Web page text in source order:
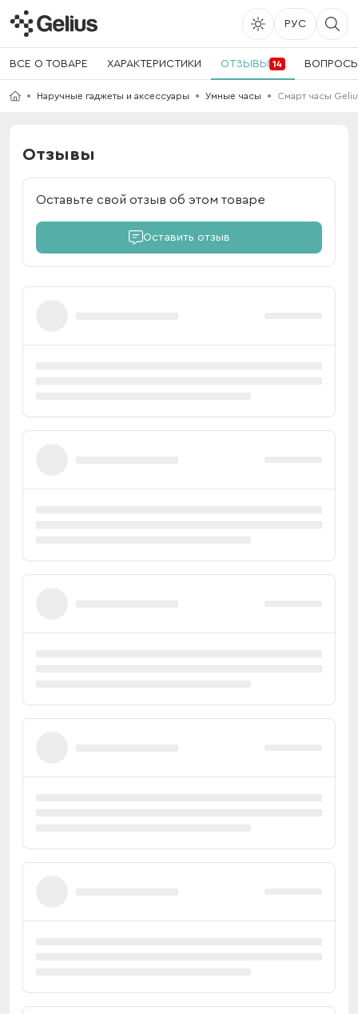
РУС
ВСЕ О ТОВАРЕ ХАРАКТЕРИСТИКИ ОТЗЫВЫ 14
Наручные гаджеты и аксессуары Умные часы Смарт часы
Отзывы
Оставьте свой отзыв об этом товаре
Оставить отзыв